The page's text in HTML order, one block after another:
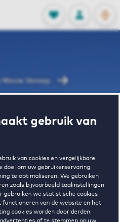
gebruik van
van cookies en vergelijkbare
doel om uw gebruikerservaring
te optimaliseren. We gebruiken
zoals bijvoorbeeld taalinstellingen
gebruiken we statistische cookies
van de website en het
cookies worden door derden
FAVORIETEN
Opgeslagen
INLOGGEN
Nieuw Vennep
in